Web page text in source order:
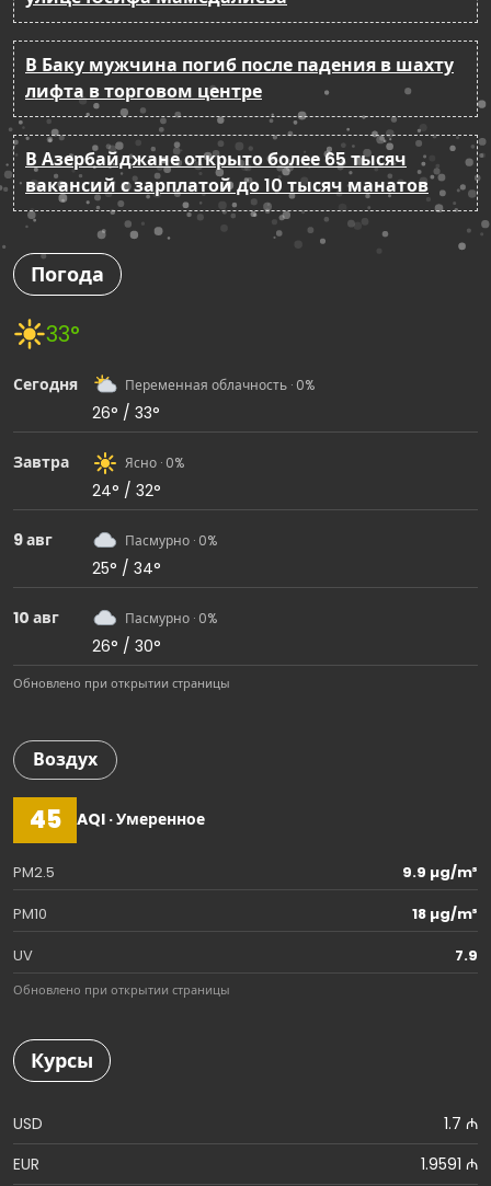
В Баку мужчина погиб после падения в шахту
лифта в торговом центре
В Азербайджане открыто более 65 тысяч
вакансий с зарплатой до 10 тысяч манатов
Погода
33°
Сегодня Переменная облачность · 0%
26° / 33°
Завтра Ясно · 0%
24° / 32°
9 авг Пасмурно · 0%
25° / 34°
10 авг Пасмурно · 0%
26° / 30°
Обновлено при открытии страницы
Воздух
45 AQI · Умеренное
PM2.5
9.9 µg/m³
PM10
18 µg/m³
UV
7.9
Обновлено при открытии страницы
Курсы
USD
1.7 ₼
EUR
1.9591 ₼